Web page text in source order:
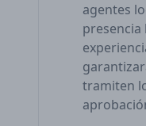
agentes
presencia
tramiten